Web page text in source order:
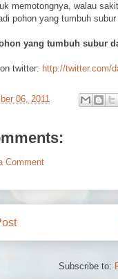
memotongnya, walau
pohon yang tumbuh
yang tumbuh subur
twitter: http://twitter.com/
06, 2011
Comment
Subscribe to: